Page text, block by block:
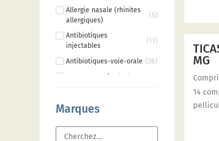
Allergie nasale (rhinites
allergiques)
(5)
Antibiotiques
injectables
(11)
Antibiotiques-voie-orale (26)
Carences en fer ( )
Diabète type 2
Diabètes type 2
Marques
MG
14